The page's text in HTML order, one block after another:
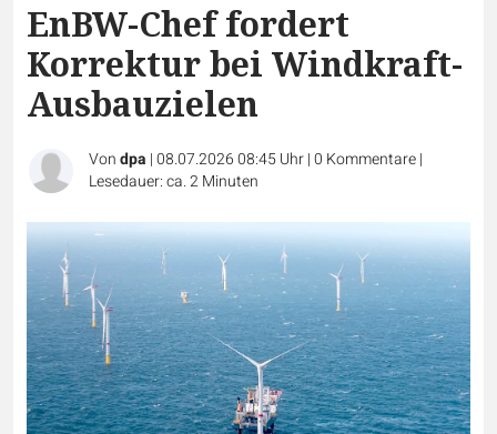
EnBW-Chef fordert
Korrektur bei Windkraft-
Ausbauzielen
Vondpa |08.07.2026 08:45 Uhr|0 Kommentare|
Lesedauer: ca. 2 Minuten